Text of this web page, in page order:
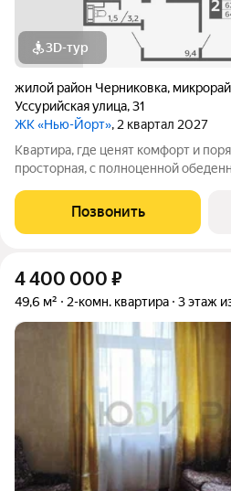
3D-тур
жилой район Черниковка,
Уссурийская улица,31
ЖК «Нью-Йорт», 2 квартал 2027
Квартира, где ценят комфорт и
просторная, с полноценной
ужин, пока семья за столом, а
лоджию подышать
Позвонить
4 400 000 ₽
49,6 м² 2-комн. квартира 3 этаж